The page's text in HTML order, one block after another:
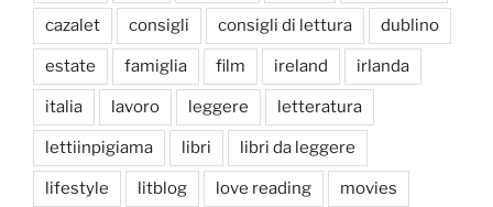
cazalet consigli consigli di lettura dublino
estate famiglia film ireland irlanda
italia lavoro leggere letteratura
lettiinpigiama libri libri da leggere
lifestyle litblog love reading movies